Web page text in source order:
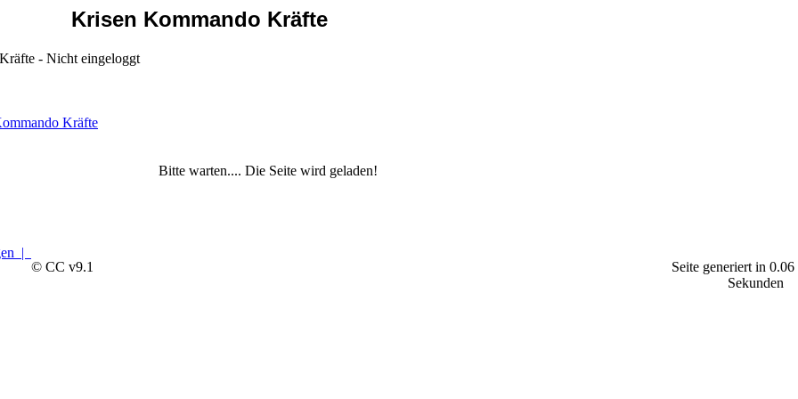
Krisen Kommando Kräfte
- Nicht eingeloggt
Kräfte
Bitte warten.... Die Seite wird geladen!
|
© CC v9.1
Seite generiert in 0.06
Sekunden